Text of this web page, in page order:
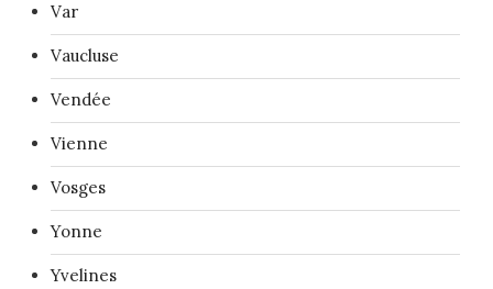
Var
Vaucluse
Vendée
Vienne
Vosges
Yonne
Yvelines